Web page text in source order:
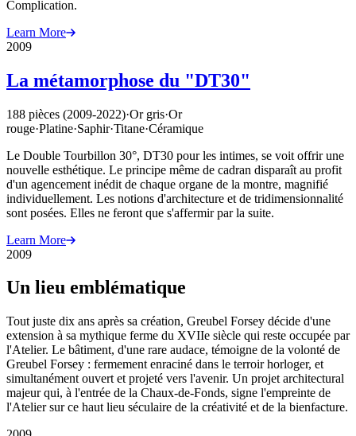
Complication.
Learn More
2009
La métamorphose du "DT30"
188 pièces (2009-2022)·Or gris·Or
rouge·Platine·Saphir·Titane·Céramique
Le Double Tourbillon 30°, DT30 pour les intimes, se voit offrir une
nouvelle esthétique. Le principe même de cadran disparaît au profit
d'un agencement inédit de chaque organe de la montre, magnifié
individuellement. Les notions d'architecture et de tridimensionnalité
sont posées. Elles ne feront que s'affermir par la suite.
Learn More
2009
Un lieu emblématique
Tout juste dix ans après sa création, Greubel Forsey décide d'une
extension à sa mythique ferme du XVIIe siècle qui reste occupée par
l'Atelier. Le bâtiment, d'une rare audace, témoigne de la volonté de
Greubel Forsey : fermement enraciné dans le terroir horloger, et
simultanément ouvert et projeté vers l'avenir. Un projet architectural
majeur qui, à l'entrée de la Chaux-de-Fonds, signe l'empreinte de
l'Atelier sur ce haut lieu séculaire de la créativité et de la bienfacture.